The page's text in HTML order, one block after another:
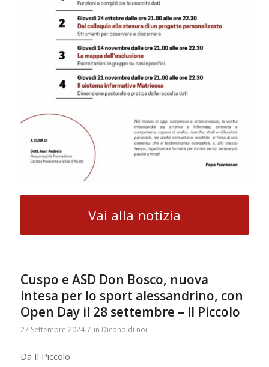
Vai alla notizia
Cuspo e ASD Don Bosco, nuova
intesa per lo sport alessandrino, con
Open Day il 28 settembre – Il Piccolo
27 Settembre 2024 / in Dicono di noi
Da Il Piccolo.